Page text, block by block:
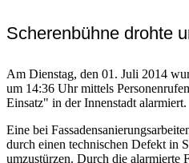
Scherenbühne drohte
Am Dienstag, den 01. Juli 2014
um 14:36 Uhr mittels
Einsatz" in der Innenstadt alarmiert.
Eine bei
durch einen technischen Defekt in
umzustürzen. Durch die alarmierte